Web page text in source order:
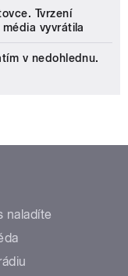
Tvrzení
vyvrátila
v nedohlednu.
naladíte